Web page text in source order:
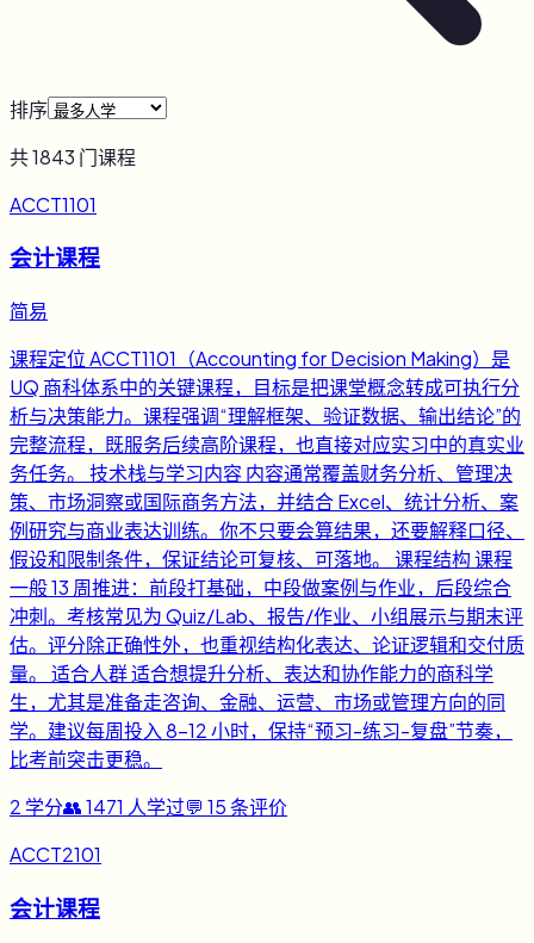
排序
共1843 门课程
ACCT1101
会计课程
简易
课程定位 ACCT1101（Accounting for Decision Making）是
UQ 商科体系中的关键课程，目标是把课堂概念转成可执行分
析与决策能力。课程强调“理解框架、验证数据、输出结论”的
完整流程，既服务后续高阶课程，也直接对应实习中的真实业
务任务。 技术栈与学习内容 内容通常覆盖财务分析、管理决
策、市场洞察或国际商务方法，并结合 Excel、统计分析、案
例研究与商业表达训练。你不只要会算结果，还要解释口径、
假设和限制条件，保证结论可复核、可落地。 课程结构 课程
一般 13 周推进：前段打基础，中段做案例与作业，后段综合
冲刺。考核常见为 Quiz/Lab、报告/作业、小组展示与期末评
估。评分除正确性外，也重视结构化表达、论证逻辑和交付质
量。 适合人群 适合想提升分析、表达和协作能力的商科学
生，尤其是准备走咨询、金融、运营、市场或管理方向的同
学。建议每周投入 8-12 小时，保持“预习-练习-复盘”节奏，
比考前突击更稳。
2 学分👥1471 人学过💬 15条评价
ACCT2101
会计课程